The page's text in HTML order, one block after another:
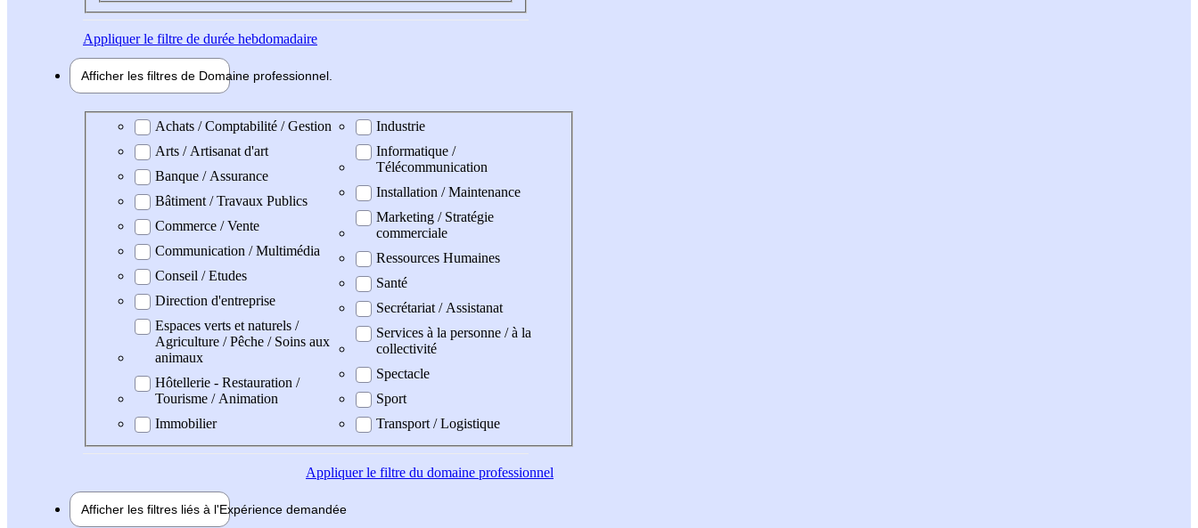
Appliquerle filtre de durée hebdomadaire
Afficher les filtres de Domaine professionnel
Domaine professionel
Achats / Comptabilité / Gestion
Arts / Artisanat d'art
Banque / Assurance
Bâtiment / Travaux Publics
Commerce / Vente
Communication / Multimédia
Conseil / Etudes
Direction d'entreprise
Espaces verts et naturels /
Agriculture / Pêche / Soins aux
animaux
Hôtellerie - Restauration /
Tourisme / Animation
Immobilier
Industrie
Informatique /
Télécommunication
Installation / Maintenance
Marketing / Stratégie
commerciale
Ressources Humaines
Santé
Secrétariat / Assistanat
Services à la personne / à la
collectivité
Spectacle
Sport
Transport / Logistique
Appliquerle filtre du domaine professionnel
Afficher les filtres liés à l'Expérience demandée